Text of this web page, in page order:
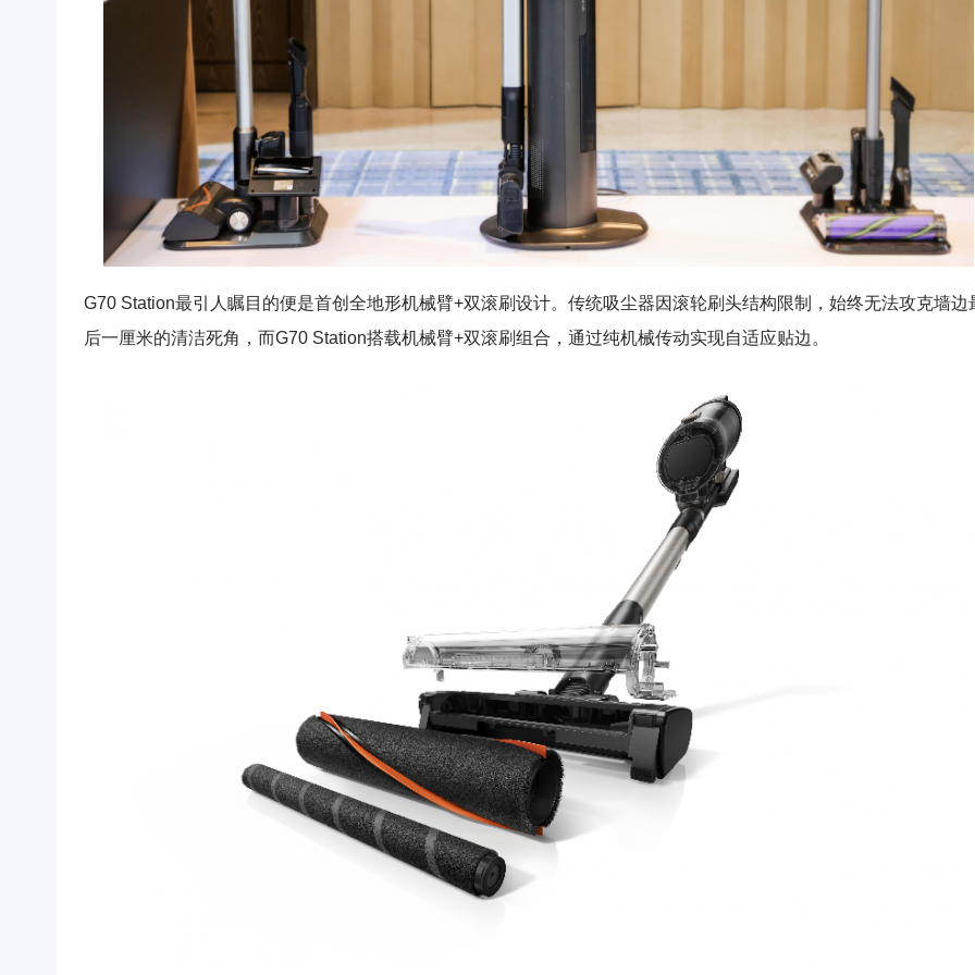
G70 Station最引人瞩目的便是首创全地形机械臂+双滚刷设计。传统吸尘器因滚轮刷头结构限制，始终无法攻克墙边
后一厘米的清洁死角，而G70 Station搭载机械臂+双滚刷组合，通过纯机械传动实现自适应贴边。